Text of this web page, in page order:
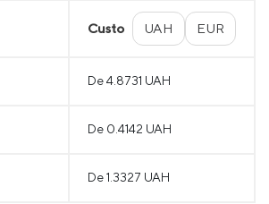
Custo UAH EUR
De 4.8731 UAH
De 0.4142 UAH
De 1.3327 UAH